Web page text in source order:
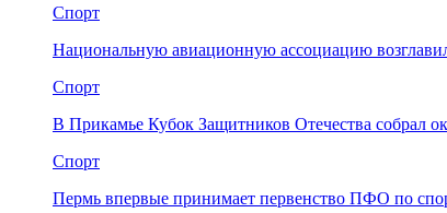
Спорт
Национальную авиационную ассоциацию
Спорт
В Прикамье Кубок Защитников Отечества собрал
Спорт
Пермь впервые принимает первенство ПФО по